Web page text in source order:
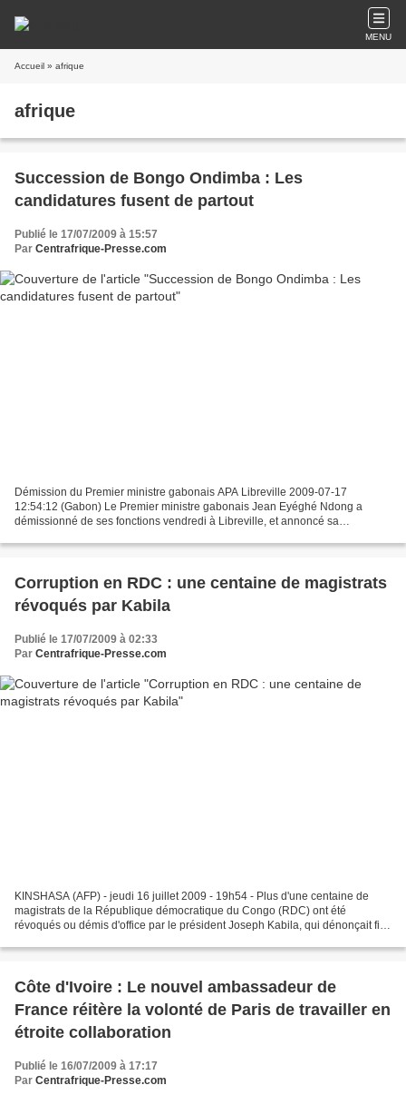
MENU
Accueil » afrique
afrique
Succession de Bongo Ondimba : Les
candidatures fusent de partout
Publié le 17/07/2009 à 15:57
Par Centrafrique-Presse.com
Démission du Premier ministre gabonais APA Libreville 2009-07-17
12:54:12 (Gabon) Le Premier ministre gabonais Jean Eyéghé Ndong a
démissionné de ses fonctions vendredi à Libreville, et annoncé sa
Corruption en RDC : une centaine de magistrats
révoqués par Kabila
Publié le 17/07/2009 à 02:33
Par Centrafrique-Presse.com
KINSHASA (AFP) - jeudi 16 juillet 2009 - 19h54 - Plus d'une centaine de
magistrats de la République démocratique du Congo (RDC) ont été
révoqués ou démis d'office par le président Joseph Kabila, qui dénonçait fin
Côte d'Ivoire : Le nouvel ambassadeur de
France réitère la volonté de Paris de travailler en
étroite collaboration
Publié le 16/07/2009 à 17:17
Par Centrafrique-Presse.com